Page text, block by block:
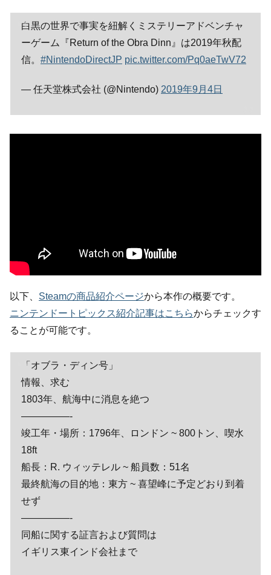
白黒の世界で事実を紐解くミステリーアドベンチャ
ーゲーム『Return of the Obra Dinn』は2019年秋配
信。 #NintendoDirectJP pic.twitter.com/Pq0aeTwV72
— 任天堂株式会社 (@Nintendo) 2019年9月4日
以下、 Steamの商品紹介ページから本作の概要です。
ニンテンドートピックス紹介記事はこちらからチェックす
ることが可能です。
「オブラ・ディン号」
情報、求む
1803年、航海中に消息を絶つ
—————-
竣工年・場所：1796年、ロンドン ~ 800トン、喫水
18ft
船長：R. ウィッテレル ~ 船員数：51名
最終航海の目的地：東方 ~ 喜望峰に予定どおり到着
せず
—————-
同船に関する証言および質問は
イギリス東インド会社まで